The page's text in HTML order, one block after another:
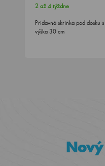
2 až 4 týždne
Prídavná skrinka pod dosku
výška 30 cm